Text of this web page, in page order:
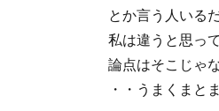
とか言う人いる
私は違うと思っ
論点はそこじゃ
・・うまくまと